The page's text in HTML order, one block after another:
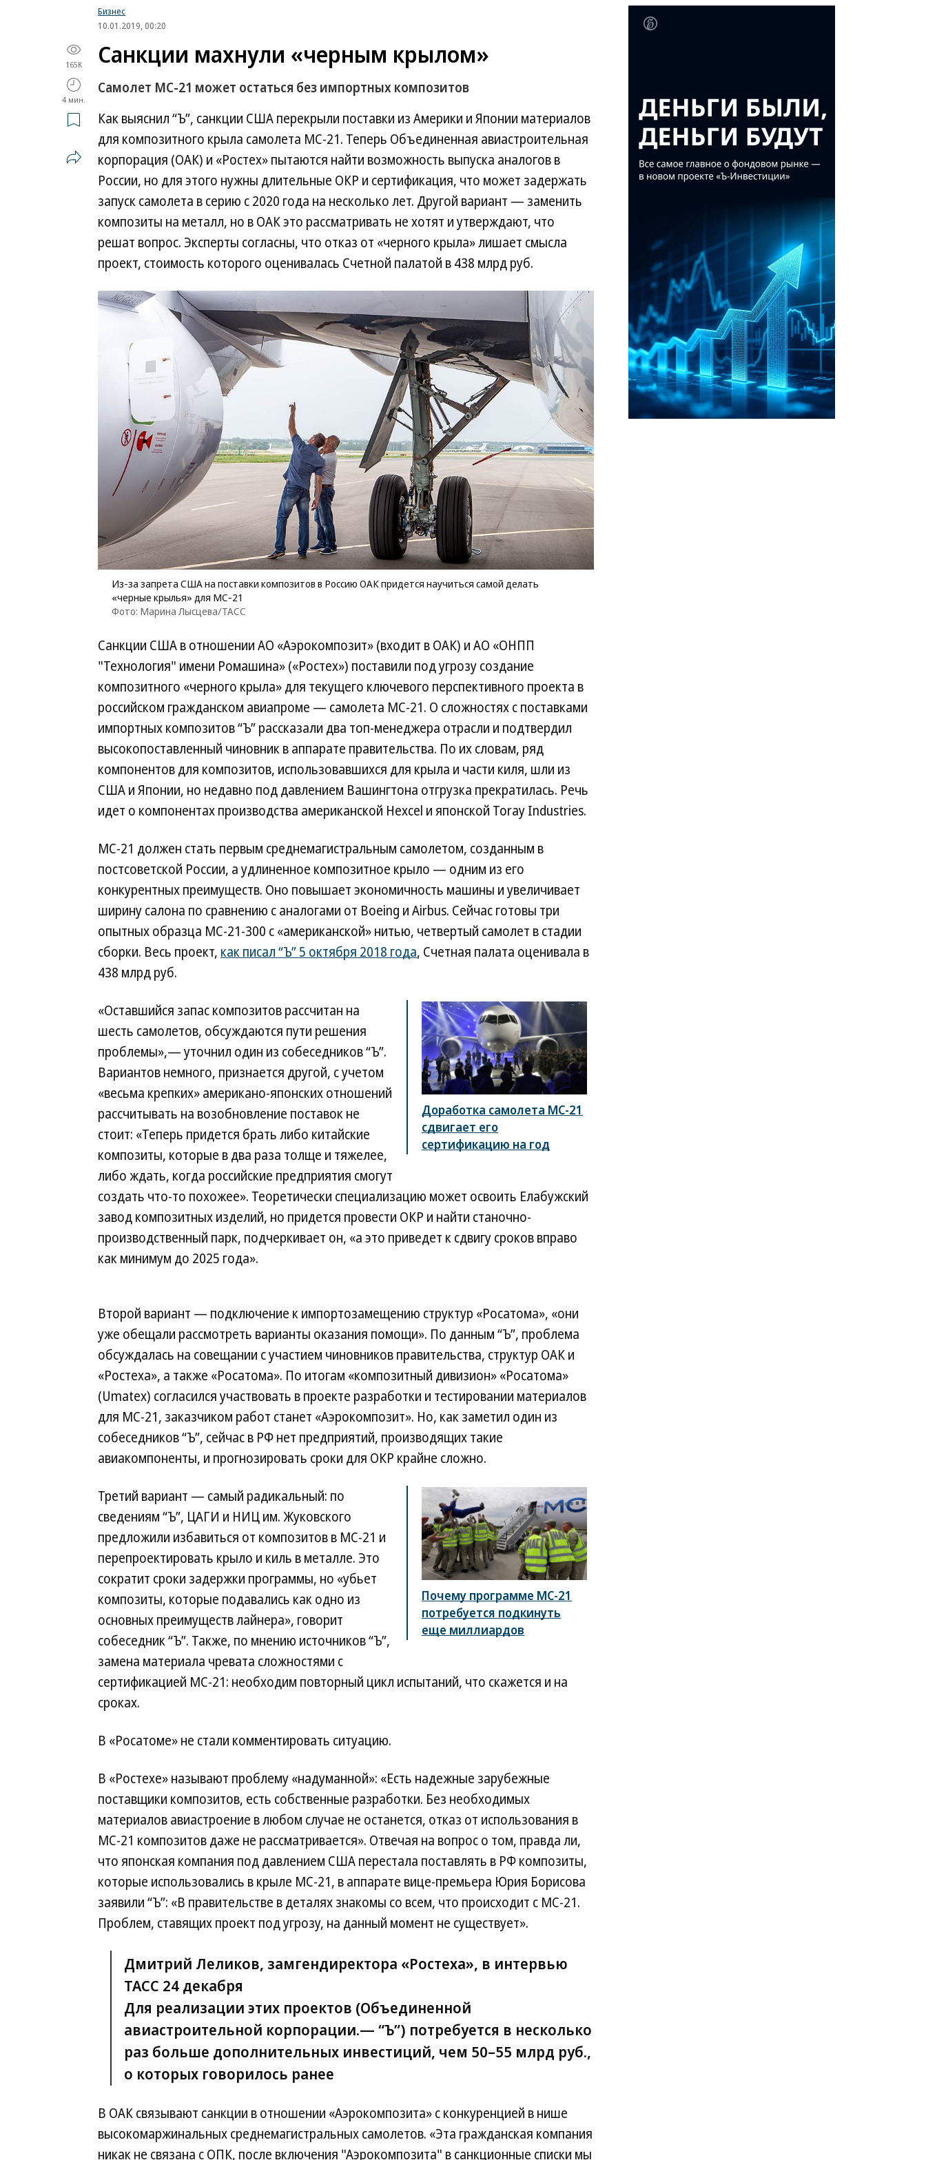
Бизнес
10.01.2019, 00:20
165K
4 мин.
Санкции махнули «черным крылом»
Самолет МС-21 может остаться без импортных композитов
Как выяснил “Ъ”, санкции США перекрыли поставки из Америки и Японии материалов
для композитного крыла самолета МС-21. Теперь Объединенная авиастроительная
корпорация (ОАК) и «Ростех» пытаются найти возможность выпуска аналогов в
России, но для этого нужны длительные ОКР и сертификация, что может задержать
запуск самолета в серию с 2020 года на несколько лет. Другой вариант — заменить
композиты на металл, но в ОАК это рассматривать не хотят и утверждают, что
решат вопрос. Эксперты согласны, что отказ от «черного крыла» лишает смысла
проект, стоимость которого оценивалась Счетной палатой в 438 млрд руб.
Из-за запрета США на поставки композитов в Россию ОАК придется научиться самой делать
«черные крылья» для МС-21
Фото: Марина Лысцева/ТАСС
Санкции США в отношении АО «Аэрокомпозит» (входит в ОАК) и АО «ОНПП
"Технология" имени Ромашина» («Ростех») поставили под угрозу создание
композитного «черного крыла» для текущего ключевого перспективного проекта в
российском гражданском авиапроме — самолета МС-21. О сложностях с поставками
импортных композитов “Ъ” рассказали два топ-менеджера отрасли и подтвердил
высокопоставленный чиновник в аппарате правительства. По их словам, ряд
компонентов для композитов, использовавшихся для крыла и части киля, шли из
США и Японии, но недавно под давлением Вашингтона отгрузка прекратилась. Речь
идет о компонентах производства американской Hexcel и японской Toray Industries.
МС-21 должен стать первым среднемагистральным самолетом, созданным в
постсоветской России, а удлиненное композитное крыло — одним из его
конкурентных преимуществ. Оно повышает экономичность машины и увеличивает
ширину салона по сравнению с аналогами от Boeing и Airbus. Сейчас готовы три
опытных образца МС-21-300 с «американской» нитью, четвертый самолет в стадии
сборки. Весь проект, как писал “Ъ” 5 октября 2018 года, Счетная палата оценивала в
438 млрд руб.
Доработка самолета МС-21
сдвигает его
сертификацию на год
«Оставшийся запас композитов рассчитан на
шесть самолетов, обсуждаются пути решения
проблемы»,— уточнил один из собеседников “Ъ”.
Вариантов немного, признается другой, с учетом
«весьма крепких» американо-японских отношений
рассчитывать на возобновление поставок не
стоит: «Теперь придется брать либо китайские
композиты, которые в два раза толще и тяжелее,
либо ждать, когда российские предприятия смогут
создать что-то похожее». Теоретически специализацию может освоить Елабужский
завод композитных изделий, но придется провести ОКР и найти станочно-
производственный парк, подчеркивает он, «а это приведет к сдвигу сроков вправо
как минимум до 2025 года».
Второй вариант — подключение к импортозамещению структур «Росатома», «они
уже обещали рассмотреть варианты оказания помощи». По данным “Ъ”, проблема
обсуждалась на совещании с участием чиновников правительства, структур ОАК и
«Ростеха», а также «Росатома». По итогам «композитный дивизион» «Росатома»
(Umatex) согласился участвовать в проекте разработки и тестировании материалов
для МС-21, заказчиком работ станет «Аэрокомпозит». Но, как заметил один из
собеседников “Ъ”, сейчас в РФ нет предприятий, производящих такие
авиакомпоненты, и прогнозировать сроки для ОКР крайне сложно.
Почему программе МС-21
потребуется подкинуть
еще миллиардов
Третий вариант — самый радикальный: по
сведениям “Ъ”, ЦАГИ и НИЦ им. Жуковского
предложили избавиться от композитов в МС-21 и
перепроектировать крыло и киль в металле. Это
сократит сроки задержки программы, но «убьет
композиты, которые подавались как одно из
основных преимуществ лайнера», говорит
собеседник “Ъ”. Также, по мнению источников “Ъ”,
замена материала чревата сложностями с
сертификацией МС-21: необходим повторный цикл испытаний, что скажется и на
сроках.
В «Росатоме» не стали комментировать ситуацию.
В «Ростехе» называют проблему «надуманной»: «Есть надежные зарубежные
поставщики композитов, есть собственные разработки. Без необходимых
материалов авиастроение в любом случае не останется, отказ от использования в
МС-21 композитов даже не рассматривается». Отвечая на вопрос о том, правда ли,
что японская компания под давлением США перестала поставлять в РФ композиты,
которые использовались в крыле МС-21, в аппарате вице-премьера Юрия Борисова
заявили “Ъ”: «В правительстве в деталях знакомы со всем, что происходит с МС-21.
Проблем, ставящих проект под угрозу, на данный момент не существует».
Дмитрий Леликов, замгендиректора «Ростеха», в интервью
ТАСС 24 декабря
Для реализации этих проектов (Объединенной
авиастроительной корпорации.— “Ъ”) потребуется в несколько
раз больше дополнительных инвестиций, чем 50–55 млрд руб.,
о которых говорилось ранее
В ОАК связывают санкции в отношении «Аэрокомпозита» с конкуренцией в нише
высокомаржинальных среднемагистральных самолетов. «Эта гражданская компания
никак не связана с ОПК, после включения "Аэрокомпозита" в санкционные списки мы